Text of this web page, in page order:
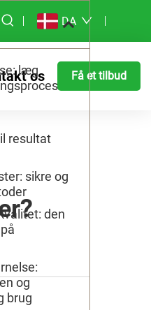
DA
os Få et tilbud
læg
resultat
sikre og
den
og
brug